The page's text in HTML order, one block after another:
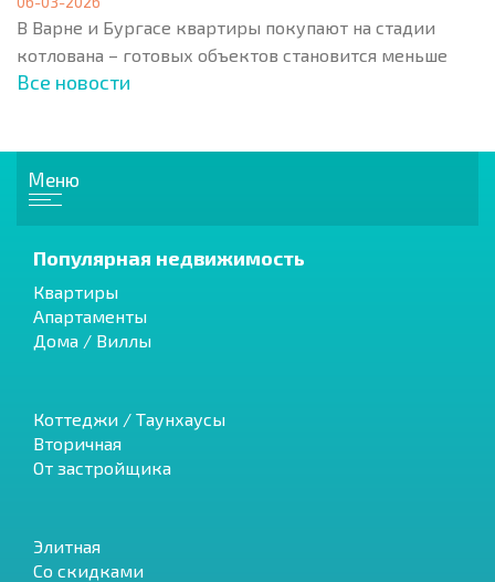
В Варне и Бургасе квартиры покупают на стадии
котлована – готовых объектов становится меньше
Все новости
Меню
Популярная недвижимость
Квартиры
Апартаменты
Дома / Виллы
Коттеджи / Таунхаусы
Вторичная
От застройщика
Элитная
Со скидками